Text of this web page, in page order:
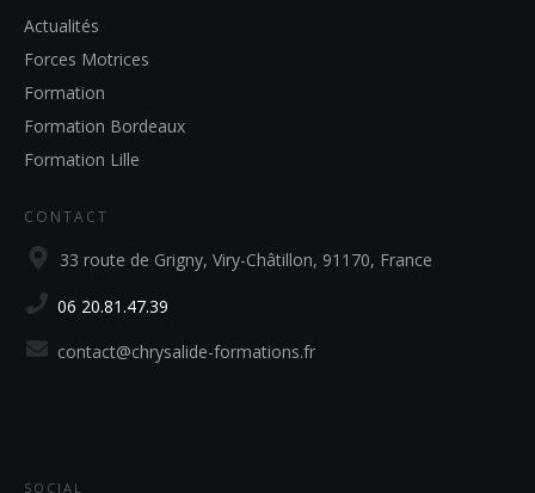
Actualités
Forces Motrices
Formation
Formation Bordeaux
Formation Lille
CONTACT
33 route de Grigny, Viry-Châtillon, 91170, France
06 20.81.47.39
contact@chrysalide-formations.fr
SOCIAL